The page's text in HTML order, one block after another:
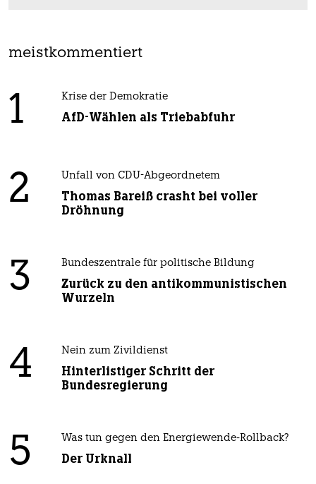
meistkommentiert
1 Krise der Demokratie
AfD-Wählen als Triebabfuhr
2 Unfall von CDU-Abgeordnetem
Thomas Bareiß crasht bei voller
Dröhnung
3 Bundeszentrale für politische Bildung
Zurück zu den antikommunistischen
Wurzeln
4 Nein zum Zivildienst
Hinterlistiger Schritt der
Bundesregierung
5 Was tun gegen den Energiewende-Rollback?
Der Urknall